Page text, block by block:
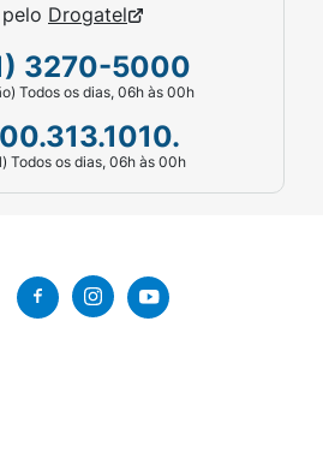
Drogatel
3270-5000
Todos os dias, 06h às 00h
Todos os dias, 06h às 00h